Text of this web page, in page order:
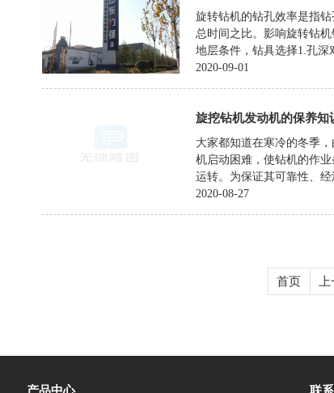
旋转钻机的钻孔效率是指
总时间之比。影响旋转钻
地层条件，钻具选择1.孔深
2020-09-01
旋挖钻机发动机的保养知
大家都知道在寒冷的冬季
机启动困难，使钻机的作
运转。为保证其可靠性、经
2020-08-27
首页 上